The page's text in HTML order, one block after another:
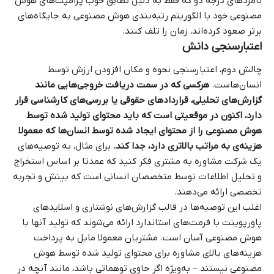
مصنوعی خود با الگوریتم رتبه‌بندی هوش مصنوعی به جایگاه‌های
برتر صعود کرده‌اند، زمان را تلف کنند.
اعتبارسنجی دانش
چالش دوم، اعتبارسنجی نحوه و مکان افزودن ارزش توسط
انسان‌هاست. هرکسی که در سمت دریافت خروجی‌هایی مانند
گزارش‌های تحلیلی، قراردادهای حقوقی یا بررسی‌های کارشناسی قرار
دارد، اکنون در موقعیتی است که باید محتوای تولید شده توسط
هوش مصنوعی را از محتوای ایجاد شده توسط انسان‌ها که معمولا
هزینه‌ی به مراتب بالاتری دارد، جدا کند. برای مثال، به توصیه‌های
یک شرکت مشاوره به مشتری فکر کنید که عمدتا بر اساس استخراج
و تحلیل اطلاعات توسط متخصصان انسانی است که بینش و تجربه
تخصصی ارائه می‌دهند.
اغلب این توصیه‌ها در قالب گزارش‌های نوشتاری و اسلایدهای
پاورپوینت با فرمت‌های استاندارد ارائه می‌شوند که تولید آنها با
هوش مصنوعی آسان است. مشتریان معمولا مایل به پرداخت
هزینه‌های بالای مشاوره برای محتوای تولید شده توسط هوش
مصنوعی نیستند – به‌ویژه اگر حاوی توهماتی باشد، مانند آنچه در